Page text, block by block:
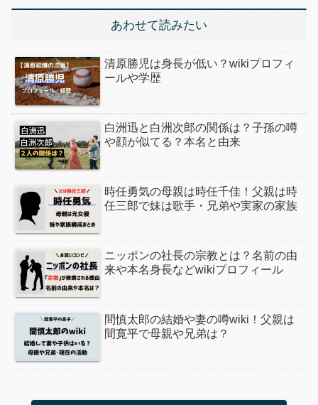
あわせて読みたい
清原勝児は身長が低い？wikiプロフィ
ールや学歴
白洲迅と白洲次郎の関係は？子孫の噂
や顔が似てる？本名と由来
時任勇気の母親は時任千佳！父親は時
任三郎で妹は歌手・兄弟や実家の家族
ニッポンの社長の宗教とは？名前の由
来や本名身長などwikiプロフィール
間慎太郎の結婚や妻の噂wiki！父親は
間寛平で母親や兄弟は？